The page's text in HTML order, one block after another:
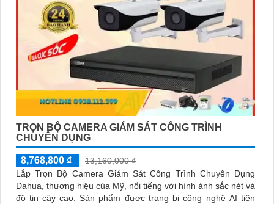
TRỌN BỘ CAMERA GIÁM SÁT CÔNG TRÌNH
CHUYÊN DỤNG
8,768,800 ₫
13,160,000 ₫
Lắp Trọn Bộ Camera Giám Sát Công Trình Chuyên Dụng
Dahua, thương hiệu của Mỹ, nổi tiếng với hình ảnh sắc nét và
độ tin cậy cao. Sản phẩm được trang bị công nghệ AI tiên